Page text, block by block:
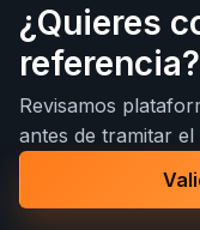
¿Quieres
referencia?
Revisamos
antes de tramitar el